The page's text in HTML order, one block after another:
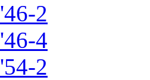
2
4
2